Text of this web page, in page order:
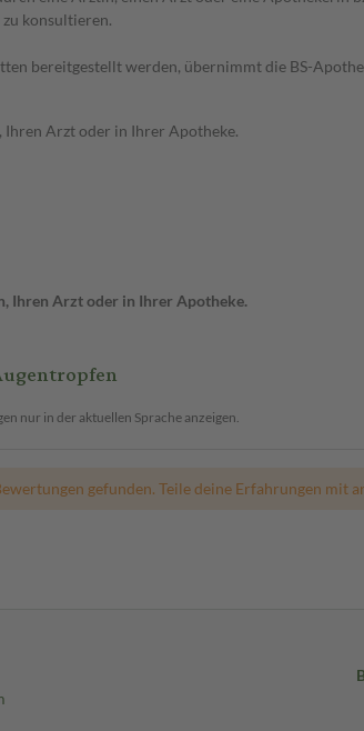
konsultieren.
bereitgestellt werden, übernimmt die BS-
Ihren Arzt oder in Ihrer Apotheke.
Ihren Arzt oder in Ihrer Apotheke.
nur in der aktuellen Sprache anzeigen.
gefunden. Teile deine Erfahrungen mit